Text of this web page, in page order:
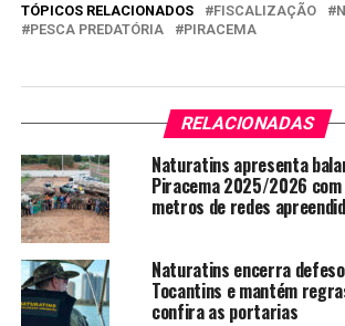
TÓPICOS RELACIONADOS FISCALIZAÇÃO
PESCA PREDATÓRIA
PIRACEMA
RELACIONADAS
Naturatins apresenta
Piracema 2025/2026
metros de redes
Naturatins encerra
Tocantins e mantém
confira as portarias